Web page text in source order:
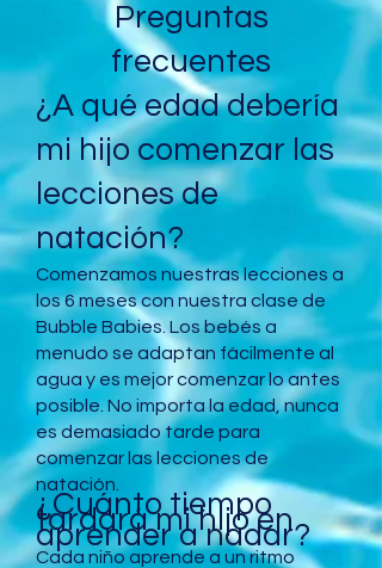
Preguntas
frecuentes
¿A qué edad debería
mi hijo comenzar las
lecciones de
natación?
Comenzamos nuestras lecciones a
los 6 meses con nuestra clase de
Bubble Babies. Los bebés a
menudo se adaptan fácilmente al
agua y es mejor comenzar lo antes
posible. No importa la edad, nunca
es demasiado tarde para
comenzar las lecciones de
natación.
¿Cuánto tiempo
tardará mi hijo en
aprender a nadar?
Cada niño aprende a un ritmo